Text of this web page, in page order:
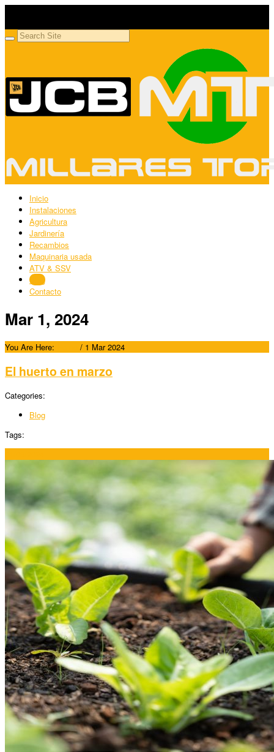
Inicio
Instalaciones
Agricultura
Jardinería
Recambios
Maquinaria usada
ATV & SSV
Blog
Contacto
Mar 1, 2024
You Are Here: / 1 Mar 2024
El huerto en marzo
Categories:
Blog
Tags: